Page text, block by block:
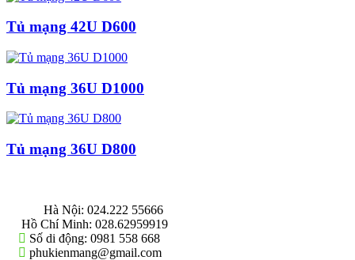
Tủ mạng 42U D600
Tủ mạng 36U D1000
Tủ mạng 36U D800
Hà Nội: 024.222 55666
Hồ Chí Minh: 028.62959919
Số di động: 0981 558 668
phukienmang@gmail.com